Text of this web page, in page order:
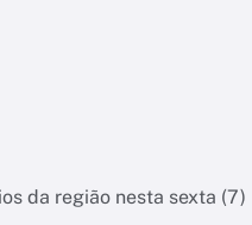
da região nesta sexta (7)